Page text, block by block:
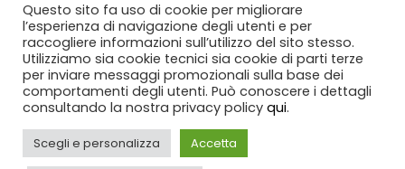
Tradisce la moglie e lo legano con lo
scotch a un albero
Tentano di salvarla dalla seggiovia, ma
il piano fallisce
CopyrightBlitzTV© 2019-2025SIGNOVia Rabolini, 13 Milano - P.IVA
Questo sito fa uso di cookie per migliorare
l’esperienza di navigazione degli utenti e per
raccogliere informazioni sull’utilizzo del sito stesso.
Utilizziamo sia cookie tecnici sia cookie di parti terze
per inviare messaggi promozionali sulla base dei
comportamenti degli utenti. Può conoscere i dettagli
consultando la nostra privacy policy qui.
Scegli e personalizza Accetta